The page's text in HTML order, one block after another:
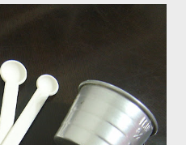
也會變得明顯。由於光線同時
下生長與光線曝曬環境，都可
常量(每100公克馬鈴薯含2~15
壓力環境下生長，木不子不是
種植經驗的朋友分享。) ◆ 馬鈴